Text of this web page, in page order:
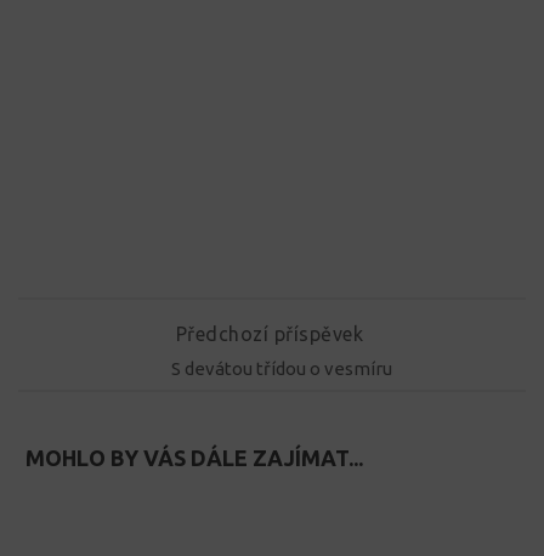
Předchozí příspěvek
S devátou třídou o vesmíru
MOHLO BY VÁS DÁLE ZAJÍMAT...